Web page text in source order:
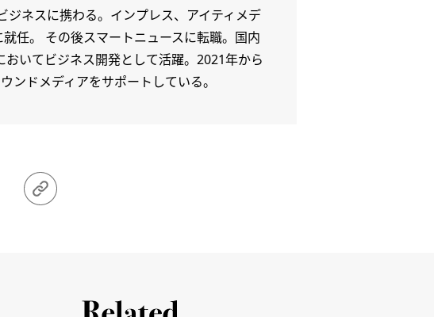
ネスに携わる。インプレス、アイティメデ
任。 その後スマートニュースに転職。国内
いてビジネス開発として活躍。2021年から
ドメディアをサポートしている。